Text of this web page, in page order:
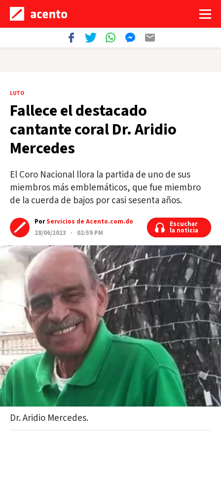
LUTO
Fallece el destacado
cantante coral Dr. Aridio
Mercedes
El Coro Nacional llora la partida de uno de sus
miembros más emblemáticos, que fue miembro
de la cuerda de bajos por casi sesenta años.
PorServicios de Acento.com.do
28/06/2023 · 02:59 PM
Escuchar
la noticia
Escuchar
la noticia
Dr. Aridio Mercedes.